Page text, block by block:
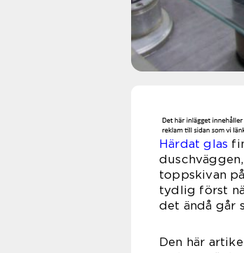
Härdat glas
toppskivan
tydlig först
det ändå går
Den här